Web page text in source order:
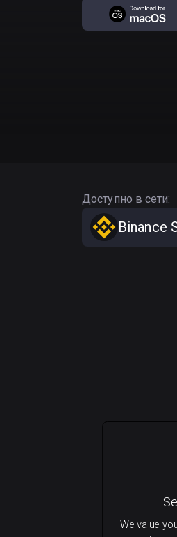
Доступно в сети:
Binance
We value